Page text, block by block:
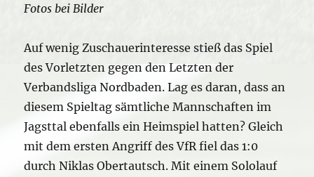
Fotos bei Bilder
Auf wenig Zuschauerinteresse stieß das Spiel
des Vorletzten gegen den Letzten der
Verbandsliga Nordbaden. Lag es daran, dass an
diesem Spieltag sämtliche Mannschaften im
Jagsttal ebenfalls ein Heimspiel hatten? Gleich
mit dem ersten Angriff des VfR fiel das 1:0
durch Niklas Obertautsch. Mit einem Sololauf